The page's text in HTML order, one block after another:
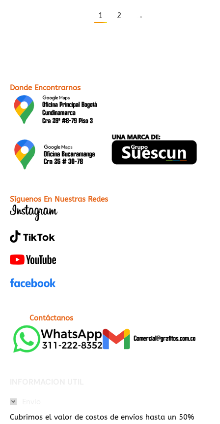
1 2 →
Donde Encontrarnos
Síguenos En Nuestras Redes
Contáctanos
Cubrimos el valor de costos de envíos hasta un 50%